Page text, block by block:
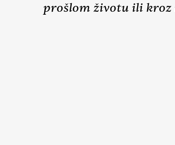
prošlom životu ili kroz